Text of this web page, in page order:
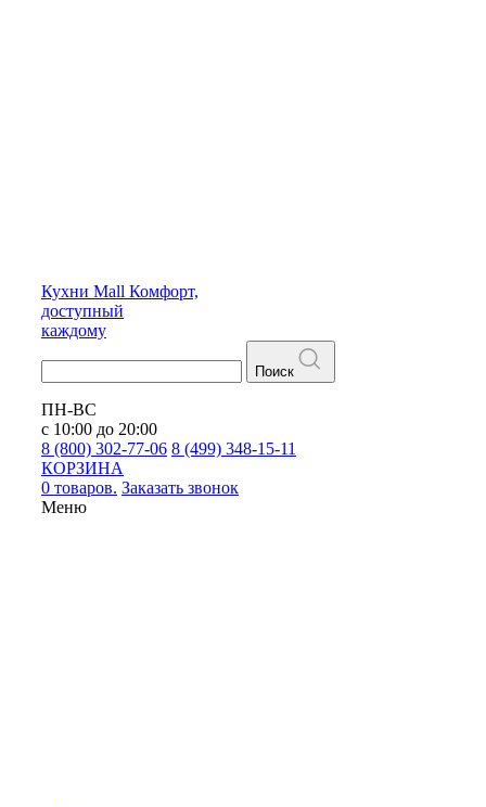
Кухни Mall Комфорт,
доступный
каждому
Поиск
ПН-ВС
с 10:00 до 20:00
8 (800) 302-77-06 8 (499) 348-15-11
КОРЗИНА
0 товаров. Заказать звонок
Меню